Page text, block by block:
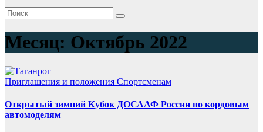
Месяц: Октябрь 2022
Приглашения и положения Спортсменам
Открытый зимний Кубок ДОСААФ России по кордовым
автомоделям